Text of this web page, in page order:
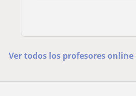
Ver todos los profesores